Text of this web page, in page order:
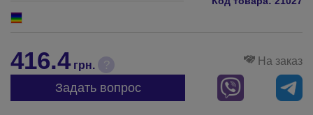
416.4грн. ? На заказ
Задать вопрос